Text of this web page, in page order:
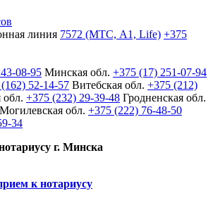
линия 7572 (МТС, A1, Life) +375
08-95 Минская обл. +375 (17) 251-07-94
52-14-57 Витебская обл. +375 (212)
обл. +375 (232) 29-39-48 Гродненская обл.
Могилевская обл. +375 (222) 76-48-50
34
г. Минска
к нотариусу